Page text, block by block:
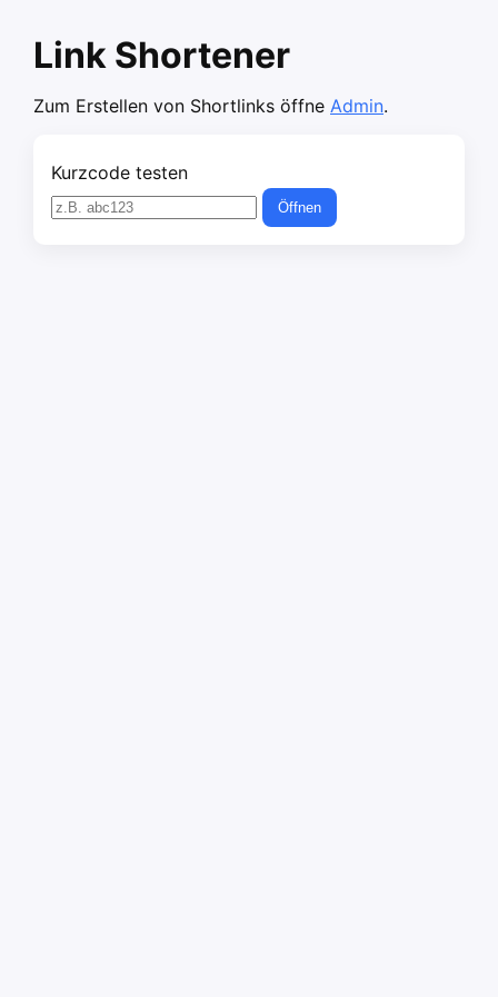
Link Shortener
Zum Erstellen von Shortlinks öffne Admin.
Kurzcode testen
Öffnen